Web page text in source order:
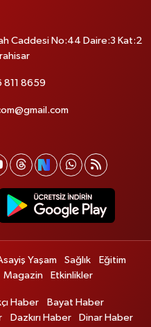
Caddesi No:44 Daire:3 Kat:2
8659
Yaşam Sağlık
Eğitim
Magazin Etkinlikler
Haber
Bayat Haber
Dazkırı Haber Dinar Haber